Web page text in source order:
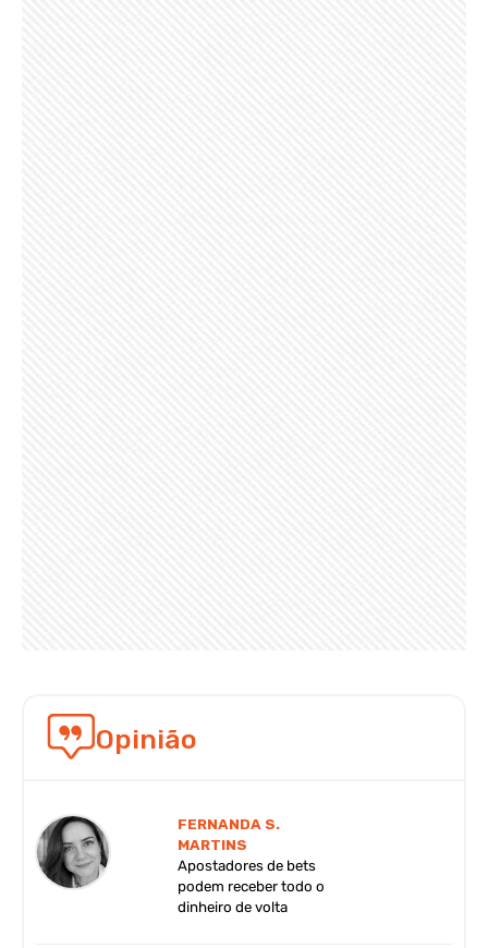
Opinião
FERNANDA S.
MARTINS
Apostadores de bets
podem receber todo o
dinheiro de volta